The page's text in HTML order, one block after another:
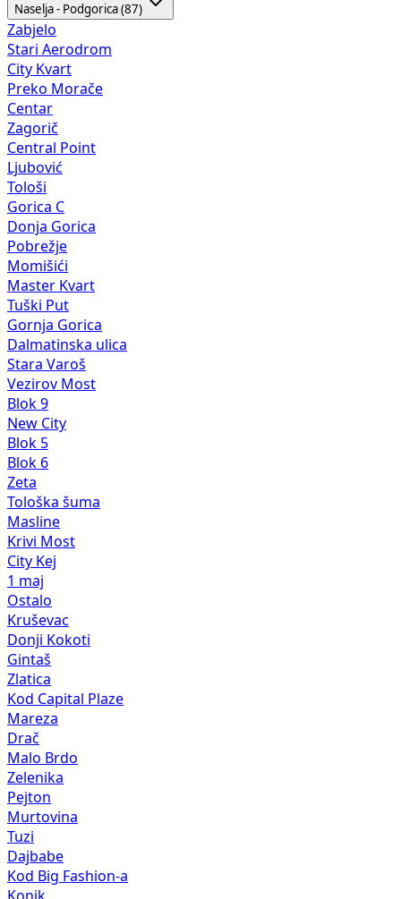
Naselja - Podgorica (87)
Zabjelo
Stari Aerodrom
City Kvart
Preko Morače
Centar
Zagorič
Central Point
Ljubović
Tološi
Gorica C
Donja Gorica
Pobrežje
Momišići
Master Kvart
Tuški Put
Gornja Gorica
Dalmatinska ulica
Stara Varoš
Vezirov Most
Blok 9
New City
Blok 5
Blok 6
Zeta
Tološka šuma
Masline
Krivi Most
City Kej
1 maj
Ostalo
Kruševac
Donji Kokoti
Gintaš
Zlatica
Kod Capital Plaze
Mareza
Drač
Malo Brdo
Zelenika
Pejton
Murtovina
Tuzi
Dajbabe
Kod Big Fashion-a
Konik